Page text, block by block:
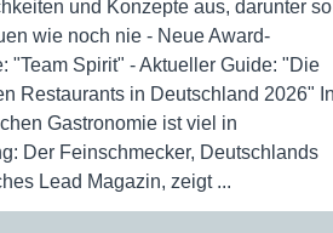
und Konzepte aus, darunter so
wie noch nie - Neue Award-
"Team Spirit" - Aktueller Guide: "Die
Restaurants in Deutschland 2026"
Gastronomie ist viel in
Der Feinschmecker, Deutschlands
Lead Magazin, zeigt ...